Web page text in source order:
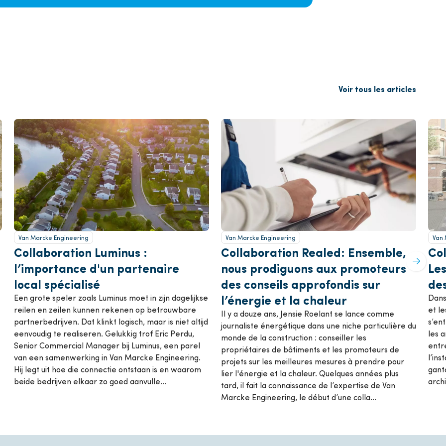
Voir tous les articles
Van Marcke Engineering
Collaboration Luminus :
l’importance d'un partenaire
local spécialisé
Een grote speler zoals Luminus moet in zijn dagelijkse
reilen en zeilen kunnen rekenen op betrouwbare
partnerbedrijven. Dat klinkt logisch, maar is niet altijd
eenvoudig te realiseren. Gelukkig trof Eric Perdu,
Senior Commercial Manager bij Luminus, een parel
van een samenwerking in Van Marcke Engineering.
Hij legt uit hoe die connectie ontstaan is en waarom
beide bedrijven elkaar zo goed aanvulle...
Van Marcke Engineering
Collaboration Realed: Ensemble,
nous prodiguons aux promoteurs
des conseils approfondis sur
l’énergie et la chaleur
Il y a douze ans, Jensie Roelant se lance comme
journaliste énergétique dans une niche particulière du
monde de la construction : conseiller les
propriétaires de bâtiments et les promoteurs de
projets sur les meilleures mesures à prendre pour
lier l'énergie et la chaleur. Quelques années plus
tard, il fait la connaissance de l’expertise de Van
Marcke Engineering, le début d’une colla...
Van
et
les